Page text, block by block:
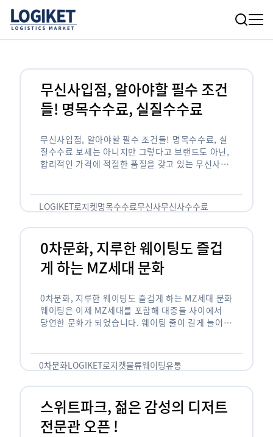
무신사입점, 알아야할 필수 조건
들! 명목수수료, 실질수수료
무신사입점, 알아야할 필수 조건들! 명목수수료, 실
질수수료 보세는 아니지만 그렇다고 브랜드도 아닌,
합리적인 가격에 적절한 품질을 갖고 있는 무신사!
LOGIKET로지켓명목수수료무신사무신사수수료
0차문화, 지루한 웨이팅도 즐겁
게 하는 MZ세대 문화
0차문화, 지루한 웨이팅도 즐겁게 하는 MZ세대 문화
웨이팅은 이제 MZ세대를 포함해 대중들 사이에서
당연한 문화가 되었습니다. 웨이팅 줄이 길게 늘어서
0차문화LOGIKET로지켓물류웨이팅유통
스위트파크, 젊은 감성의 디저트
전문관 오픈 !